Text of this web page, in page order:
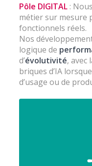
Pôle DIGITAL:
métier sur mesure
fonctionnels réels.
Nos
logique de
d’évolutivité, avec
briques d’IA
d’usage ou de